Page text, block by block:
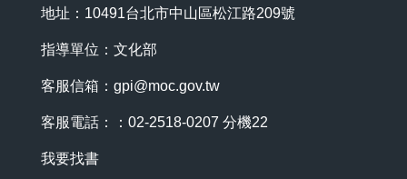
地址：10491台北市中山區松江路209號
指導單位：文化部
客服信箱： gpi@moc.gov.tw
客服電話：：02-2518-0207 分機22
我要找書